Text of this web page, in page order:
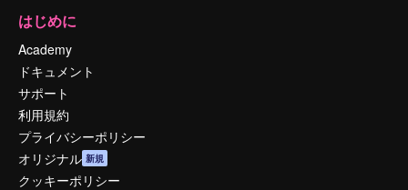
はじめに
Academy
ドキュメント
サポート
利用規約
プライバシーポリシー
オリジナル 新規
クッキーポリシー